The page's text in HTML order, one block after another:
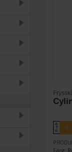
11
4
A
↑
G
E
Färg: